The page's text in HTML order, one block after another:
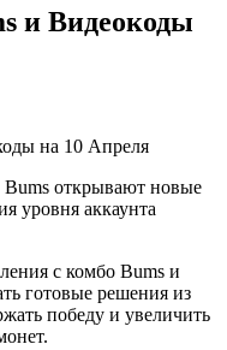
и Видеокоды
открывают новые
уровня аккаунта
с комбо Bums и
готовые решения из
победу и увеличить